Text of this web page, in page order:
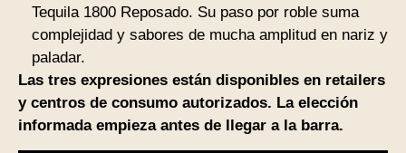
Tequila 1800 Reposado. Su paso por roble suma
complejidad y sabores de mucha amplitud en nariz y
paladar.
Las tres expresiones están disponibles en retailers
y centros de consumo autorizados. La elección
informada empieza antes de llegar a la barra.